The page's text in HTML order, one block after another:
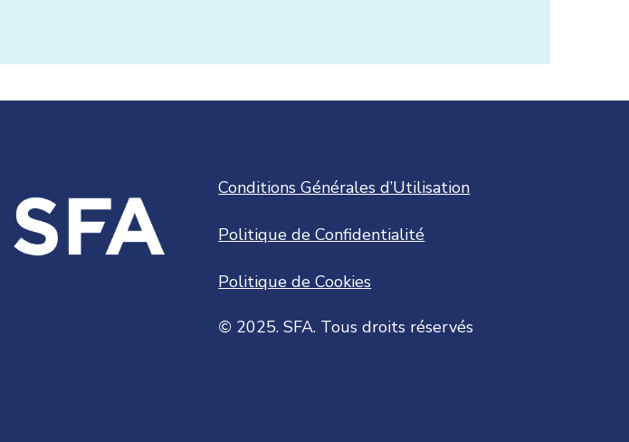
Conditions Générales d’Utilisation
Politique de Confidentialité
Politique de Cookies
© 2025. SFA. Tous droits réservés